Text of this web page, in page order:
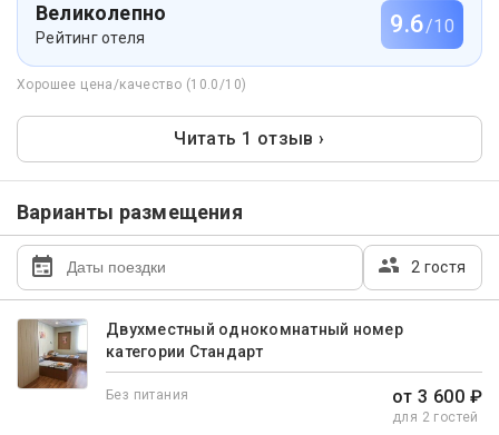
Великолепно
Рейтинг отеля 9.6/10
Хорошее цена/качество (10.0/10)
Читать 1 отзыв ›
Варианты размещения
2 гостя
Двухместный однокомнатный номер
категории Стандарт
Без питания от 3 600 ₽
для 2 гостей